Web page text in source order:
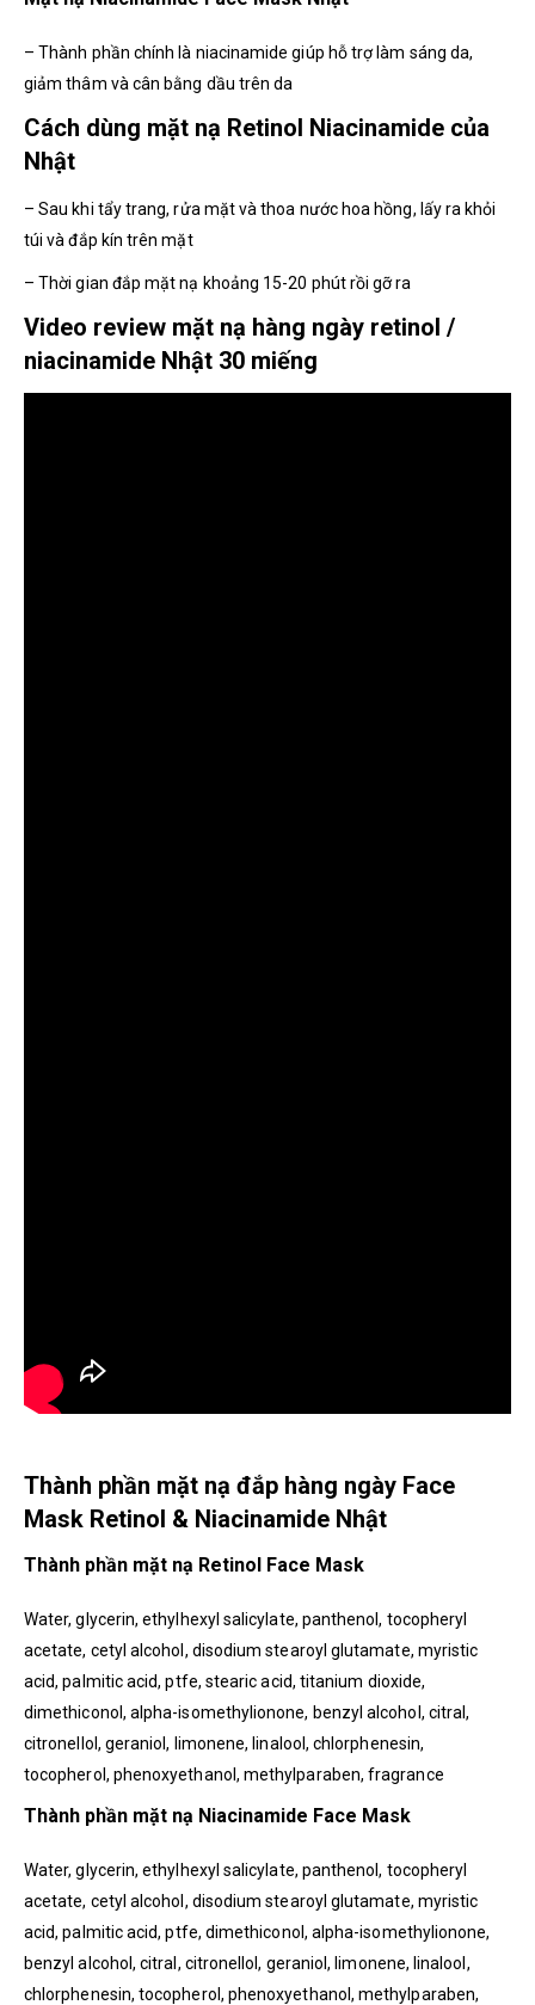
– Thành phần chính là niacinamide giúp hỗ trợ làm sáng da,
giảm thâm và cân bằng dầu trên da
Cách dùng mặt nạ Retinol Niacinamide của
Nhật
– Sau khi tẩy trang, rửa mặt và thoa nước hoa hồng, lấy ra khỏi
túi và đắp kín trên mặt
– Thời gian đắp mặt nạ khoảng 15-20 phút rồi gỡ ra
Video review mặt nạ hàng ngày retinol /
niacinamide Nhật 30 miếng
Thành phần mặt nạ đắp hàng ngày Face
Mask Retinol & Niacinamide Nhật
Thành phần mặt nạ Retinol Face Mask
Water, glycerin, ethylhexyl salicylate, panthenol, tocopheryl
acetate, cetyl alcohol, disodium stearoyl glutamate, myristic
acid, palmitic acid, ptfe, stearic acid, titanium dioxide,
dimethiconol, alpha-isomethylionone, benzyl alcohol, citral,
citronellol, geraniol, limonene, linalool, chlorphenesin,
tocopherol, phenoxyethanol, methylparaben, fragrance
Thành phần mặt nạ Niacinamide Face Mask
Water, glycerin, ethylhexyl salicylate, panthenol, tocopheryl
acetate, cetyl alcohol, disodium stearoyl glutamate, myristic
acid, palmitic acid, ptfe, dimethiconol, alpha-isomethylionone,
benzyl alcohol, citral, citronellol, geraniol, limonene, linalool,
chlorphenesin, tocopherol, phenoxyethanol, methylparaben,